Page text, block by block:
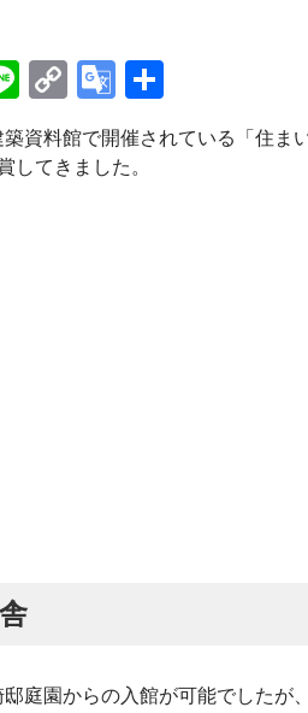
b
e
C
a
n
n
Li
ne
C
op
y
G
oo
gl
築資料館で開催されている「住
してきました。
庭園からの入館が可能でしたが